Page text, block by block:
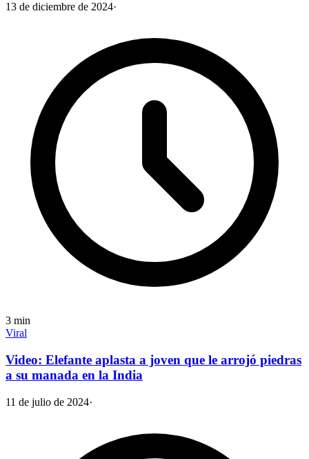
13 de diciembre de 2024·
3 min
Viral
Video: Elefante aplasta a joven que le arrojó piedras
a su manada en la India
11 de julio de 2024·